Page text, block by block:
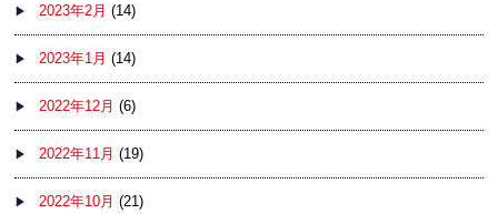
2023年2月 (14)
2023年1月 (14)
2022年12月 (6)
2022年11月 (19)
2022年10月 (21)